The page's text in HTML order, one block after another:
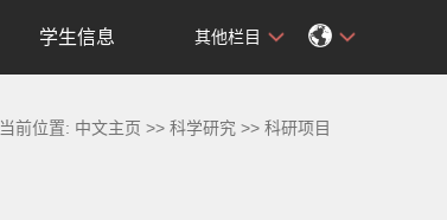
学生信息 其他栏目
当前位置: 中文主页 >>科学研究 >>科研项目